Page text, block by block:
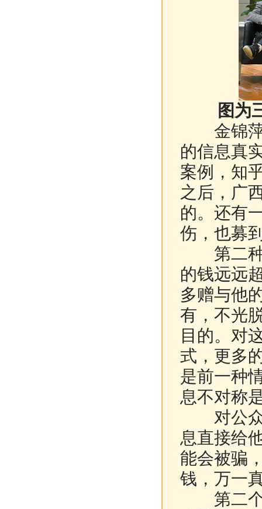
图为
金锦萍
的信息真
案例，知
之后，广
的。还有
伤，也募
第二种
的钱远远
多赠与他
有，不光
目的。对
式，更多
是前一种
息不对称
对公众
息直接给
能会被骗
钱，万一
第二个